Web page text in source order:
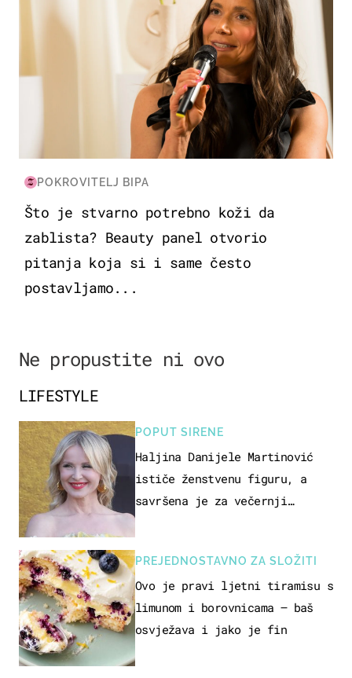
POKROVITELJ BIPA
Što je stvarno potrebno koži da
zablista? Beauty panel otvorio
pitanja koja si i same često
postavljamo...
Ne propustite ni ovo
LIFESTYLE
POPUT SIRENE
Haljina Danijele Martinović
ističe ženstvenu figuru, a
savršena je za večernji
PREJEDNOSTAVNO ZA SLOŽITI
Ovo je pravi ljetni tiramisu s
limunom i borovnicama – baš
osvježava i jako je fin